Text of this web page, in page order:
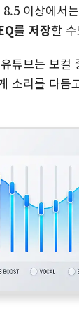
이상에서는
를 저장할
튜브는 보컬
소리를 다듬